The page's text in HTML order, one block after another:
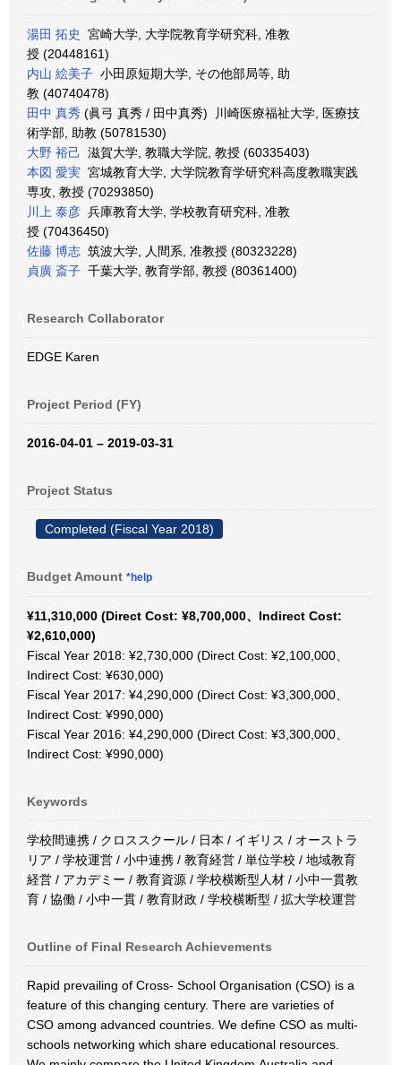
湯田 拓史
宮崎大学, 大学院教育学研究科, 准教
授 (20448161)
内山 絵美子 小田原短期大学, その他部局等, 助
教 (40740478)
田中 真秀 (眞弓 真秀 / 田中真秀) 川崎医療福祉大学, 医療技
術学部, 助教 (50781530)
大野 裕己 滋賀大学, 教職大学院, 教授 (60335403)
本図 愛実 宮城教育大学, 大学院教育学研究科高度教職実践
専攻, 教授 (70293850)
川上 泰彦 兵庫教育大学, 学校教育研究科, 准教
授 (70436450)
佐藤 博志 筑波大学, 人間系, 准教授 (80323228)
貞廣 斎子 千葉大学, 教育学部, 教授 (80361400)
Research Collaborator
EDGE Karen
Project Period (FY)
2016-04-01 – 2019-03-31
Project Status
Completed (Fiscal Year 2018)
Budget Amount *help
¥11,310,000 (Direct Cost: ¥8,700,000、Indirect Cost:
¥2,610,000)
Fiscal Year 2018: ¥2,730,000 (Direct Cost: ¥2,100,000、
Indirect Cost: ¥630,000)
Fiscal Year 2017: ¥4,290,000 (Direct Cost: ¥3,300,000、
Indirect Cost: ¥990,000)
Fiscal Year 2016: ¥4,290,000 (Direct Cost: ¥3,300,000、
Indirect Cost: ¥990,000)
Keywords
学校間連携 / クロススクール / 日本 / イギリス / オーストラ
リア / 学校運営 / 小中連携 / 教育経営 / 単位学校 / 地域教育
経営 / アカデミー / 教育資源 / 学校横断型人材 / 小中一貫教
育 / 協働 / 小中一貫 / 教育財政 / 学校横断型 / 拡大学校運営
Outline of Final Research Achievements
Rapid prevailing of Cross- School Organisation (CSO) is a
feature of this changing century. There are varieties of
CSO among advanced countries. We define CSO as multi-
schools networking which share educational resources.